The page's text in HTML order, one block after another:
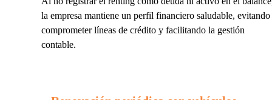
la empresa mantiene un perfil financiero saludable, evitando
comprometer líneas de crédito y facilitando la gestión
contable.